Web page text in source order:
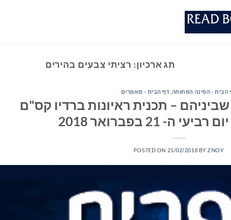
תג ארכיון: רציתי צבעים בהירים
הבית - הפינה הפתוחה דף הבית - מאמרים
– תכנית ראיונות ברדיו קס"ם
POSTED ON 21/02/2018 BYZNOY